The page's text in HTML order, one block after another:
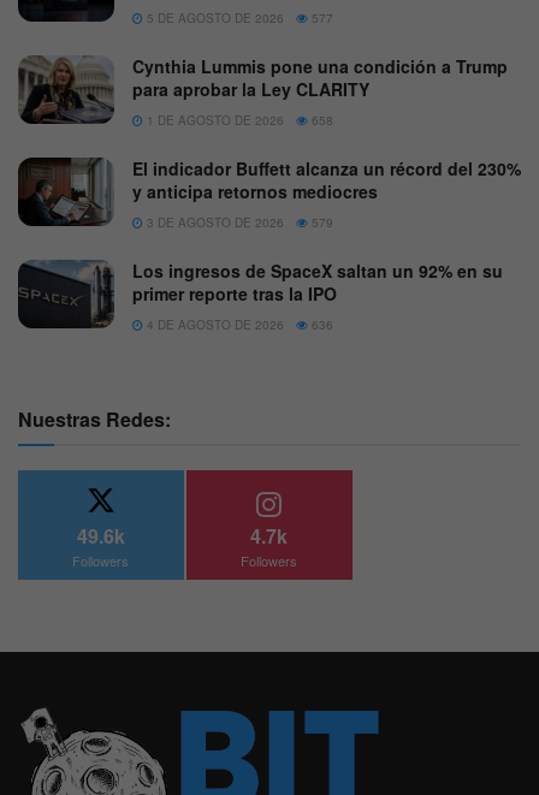
5 DE AGOSTO DE 2026 577
Cynthia Lummis pone una condición a Trump
para aprobar la Ley CLARITY
1 DE AGOSTO DE 2026 658
El indicador Buffett alcanza un récord del 230%
y anticipa retornos mediocres
3 DE AGOSTO DE 2026 579
Los ingresos de SpaceX saltan un 92% en su
primer reporte tras la IPO
4 DE AGOSTO DE 2026 636
Nuestras Redes:
49.6k
Followers
4.7k
Followers